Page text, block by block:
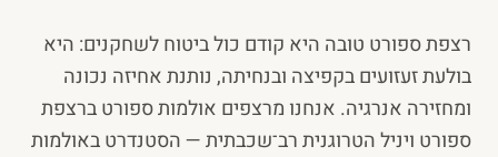
רצפת ספורט טובה היא קודם כול ביטוח לשחקנים: היא
בולעת זעזועים בקפיצה ובנחיתה, נותנת אחיזה נכונה
ומחזירה אנרגיה. אנחנו מרצפים אולמות ספורט ברצפת
ספורט ויניל הטרוגנית רב־שכבתית — הסטנדרט באולמות